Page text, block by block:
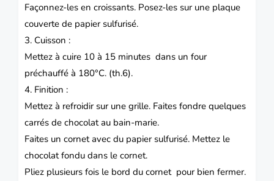
Façonnez-les en croissants. Posez-les sur une plaque
couverte de papier sulfurisé.
3. Cuisson :
Mettez à cuire 10 à 15 minutes dans un four
préchauffé à 180°C. (th.6).
4. Finition :
Mettez à refroidir sur une grille. Faites fondre quelques
carrés de chocolat au bain-marie.
Faites un cornet avec du papier sulfurisé. Mettez le
chocolat fondu dans le cornet.
Pliez plusieurs fois le bord du cornet pour bien fermer.